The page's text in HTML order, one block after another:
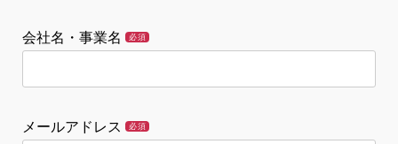
会社名・事業名 必須
メールアドレス 必須